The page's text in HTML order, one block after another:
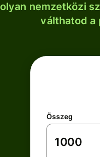
olyan nemzetközi
válthatod a
Összeg